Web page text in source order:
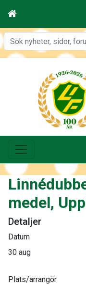
medel,
Detaljer
Datum
30 aug
Plats/arrangör